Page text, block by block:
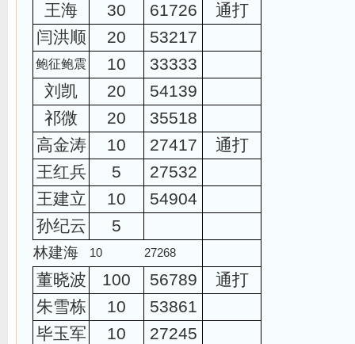
王海
30 61726
通打
闫洪顺
20 53217
鲍征鲍震 10
33333
刘凯
20
54139
祁微
20
35518
高金涛
10 27417
通打
王红兵
5
27532
王建立
10
54904
孙纪云
5
林建海 10 27268
董晓波 100 56789
通打
朱雪栋
10
53861
毕玉军
10
27245